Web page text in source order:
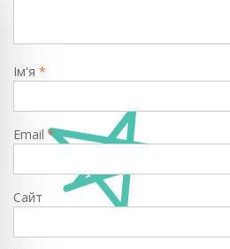
Ім'я *
Email *
Сайт